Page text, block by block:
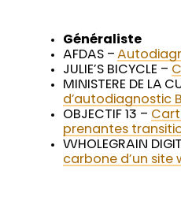
Généraliste
AFDAS –
JULIE’S BICYCLE –
MINISTERE DE LA
d’autodiagnostic
OBJECTIF 13 –
prenantes
WHOLEGRAIN
carbone d’un site